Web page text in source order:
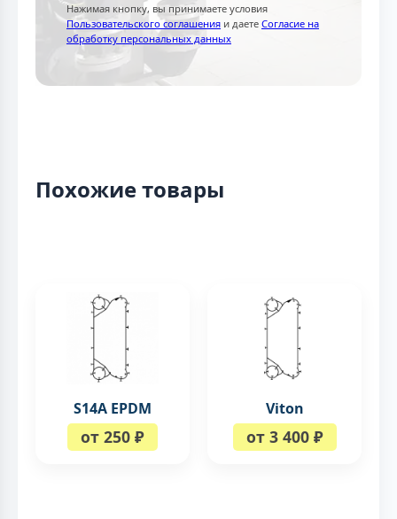
Нажимая кнопку, вы принимаете условия
Пользовательского соглашения и даете Согласие на
обработку персональных данных
Похожие товары
S14A EPDM
от 250 ₽
Viton
от 3 400 ₽